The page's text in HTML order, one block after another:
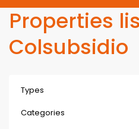
Properties
Colsubsidio
Types
Categories